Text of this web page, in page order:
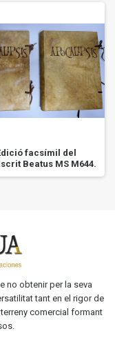
facsímil del
Beatus MS M644.
no obtenir per la seva
tant en el rigor de
comercial formant